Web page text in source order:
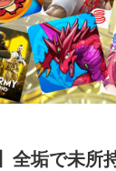
全垢で未所